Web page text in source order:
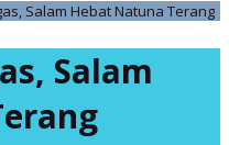
Salam Hebat Natuna Terang
Salam